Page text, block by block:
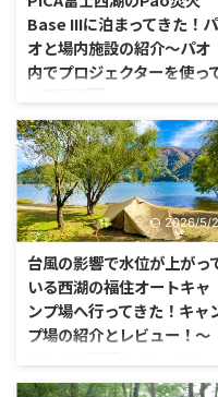
トという名前のキャンプ場で、
元々はゴルフ場だった場所をキャ
ンプ場として利用しているようで
す。
Base IIIに泊まってきた！パ
オと場内施設の紹介〜パオ
内でプロジェクターを使っ
映画鑑賞〜
電源がコンセントのバーベキュ
グリルを使いたい事もあり、電
付きの宿泊施設のあるキャンプ
に行ってきました。 PICAグルー
プのキャンプ場は、シーズンオ
だと思いの外安く、そして会員
らさらに割引が効くんです。
2026/5/
台風の影響で水位が上がっ
いる西湖の福住オートキャ
ンプ場へ行ってきた！キャ
プ場の紹介とレビュー！〜
た〜